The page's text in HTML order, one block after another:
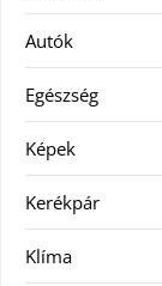
Autók
Egészség
Képek
Kerékpár
Klíma